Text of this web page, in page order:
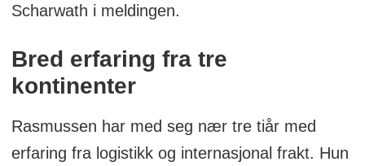
Scharwath i meldingen.
Bred erfaring fra tre
kontinenter
Rasmussen har med seg nær tre tiår med
erfaring fra logistikk og internasjonal frakt. Hun